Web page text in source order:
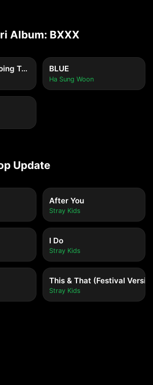
Album: BXXX
What Are You Doing Today BLUE
Ha Sung Woon
Update
After You
Stray Kids
I Do
Stray Kids
This & That (Festival
Stray Kids